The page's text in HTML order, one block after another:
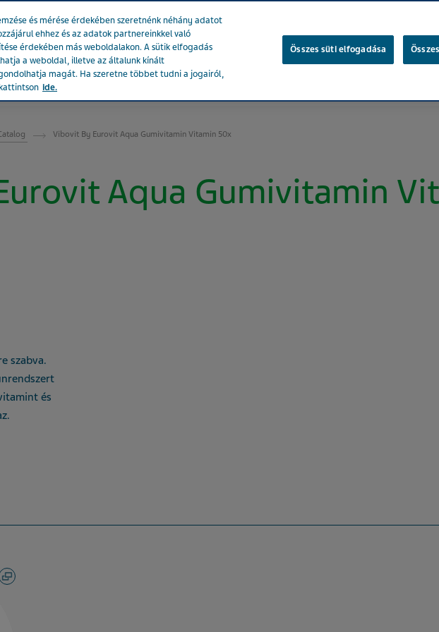
Termékeink
Vibovit By Eurovit Aqua Gumivitamin Vitamin 50x
Aqua Gumivitamin
szabva.
és
és mérése érdekében szeretnénk néhány adatot
ehhez és az adatok partnereinkkel való
érdekében más weboldalakon. A sütik elfogadás
a weboldal, illetve az általunk kínált
magát. Ha szeretne többet tudni a jogairól,
ide.
Összes süti elfogadása